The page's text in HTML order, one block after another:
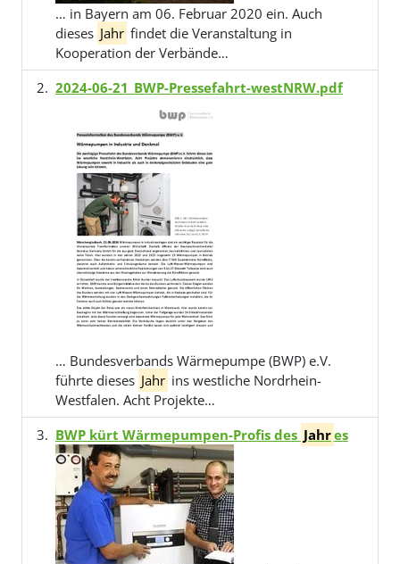
… in Bayern am 06. Februar 2020 ein. Auch
dieses Jahr findet die Veranstaltung in
Kooperation der Verbände…
2024-06-21_BWP-Pressefahrt-westNRW.pdf
… Bundesverbands Wärmepumpe (BWP) e.V.
führte dieses Jahr ins westliche Nordrhein-
Westfalen. Acht Projekte…
BWP kürt Wärmepumpen-Profis des Jahres